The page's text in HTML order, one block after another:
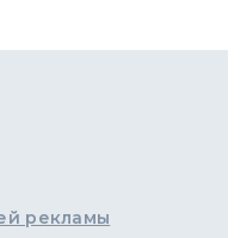
рекламы